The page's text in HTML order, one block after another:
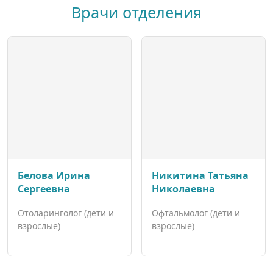
Врачи отделения
Белова Ирина
Сергеевна
Отоларинголог (дети и
взрослые)
Никитина Татьяна
Николаевна
Офтальмолог (дети и
взрослые)